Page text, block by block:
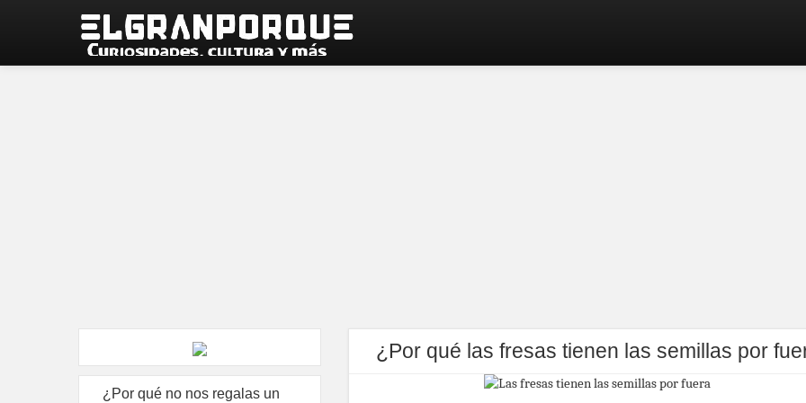
¿Por qué las fresas tienen las semillas por
¿Por qué no nos regalas un